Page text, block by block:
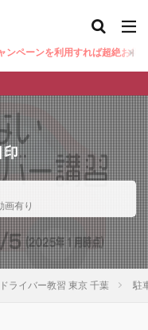
ンペーンを利用すれば超絶お得 ~
印
画有り
ライバー教習 東京 千葉 駐